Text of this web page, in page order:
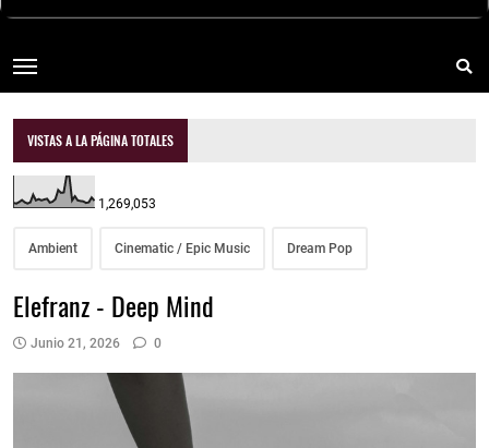
VISTAS A LA PÁGINA TOTALES
1,269,053
Ambient Cinematic / Epic Music Dream Pop
Elefranz - Deep Mind
Junio 21, 2026 0